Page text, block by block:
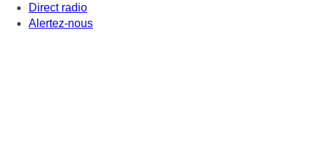
Direct radio
Alertez-nous